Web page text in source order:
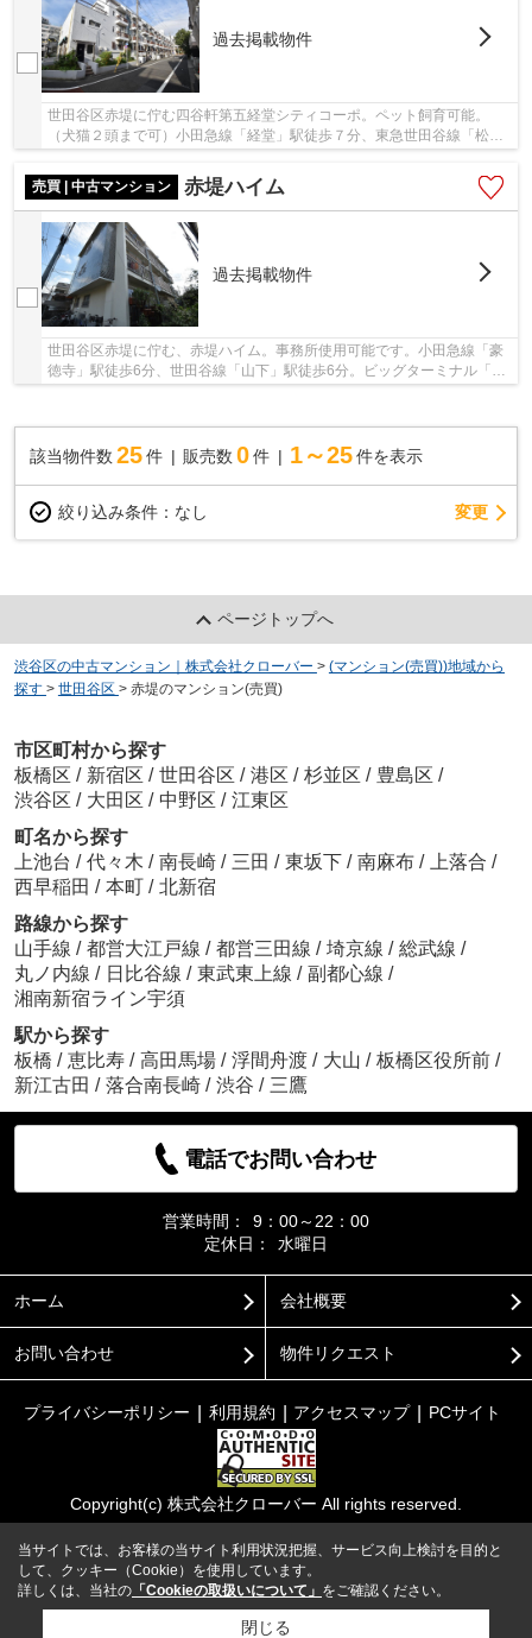
過去掲載物件
世田谷区赤堤に佇む四谷軒第五経堂シティコーポ。ペット飼育可能。
（犬猫２頭まで可）小田急線「経堂」駅徒歩７分、東急世田谷線「松
売買 | 中古マンション
赤堤ハイム
過去掲載物件
世田谷区赤堤に佇む、赤堤ハイム。事務所使用可能です。小田急線「豪
徳寺」駅徒歩6分、世田谷線「山下」駅徒歩6分。ビッグターミナル「新
該当物件数 25件 販売数 0 件 1～25 件を表示
絞り込み条件： なし 変更
ページトップへ
渋谷区の中古マンション｜株式会社クローバー > (マンション(売買))地域から
探す > 世田谷区 > 赤堤のマンション(売買)
市区町村から探す
板橋区 / 新宿区 / 世田谷区 / 港区 / 杉並区 / 豊島区 /
渋谷区 / 大田区 / 中野区 / 江東区
町名から探す
上池台 / 代々木 / 南長崎 / 三田 / 東坂下 / 南麻布 / 上落合 /
西早稲田 / 本町 / 北新宿
路線から探す
山手線 / 都営大江戸線 / 都営三田線 / 埼京線 / 総武線 /
丸ノ内線 / 日比谷線 / 東武東上線 / 副都心線 /
湘南新宿ライン宇須
駅から探す
板橋 / 恵比寿 / 高田馬場 / 浮間舟渡 / 大山 / 板橋区役所前 /
新江古田 / 落合南長崎 / 渋谷 / 三鷹
電話でお問い合わせ
営業時間：
9：00～22：00
定休日：
水曜日
ホーム 会社概要
お問い合わせ 物件リクエスト
プライバシーポリシー 利用規約 アクセスマップ PCサイト
Copyright(c) 株式会社クローバー All rights reserved.
当サイトでは、お客様の当サイト利用状況把握、サービス向上検討を目的と
して、クッキー（Cookie）を使用しています。
詳しくは、当社の 「Cookieの取扱いについて」 をご確認ください。
閉じる